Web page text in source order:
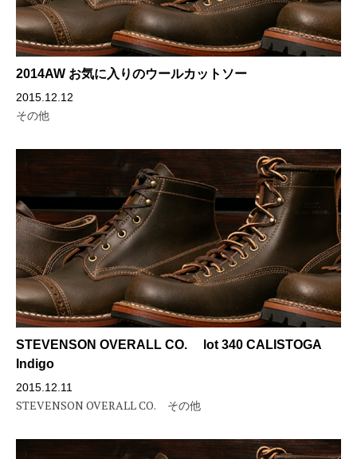
2014AW お気に入りのウールカットソー
2015.12.12
その他
STEVENSON OVERALL CO. lot 340 CALISTOGA
Indigo
2015.12.11
STEVENSON OVERALL CO. その他